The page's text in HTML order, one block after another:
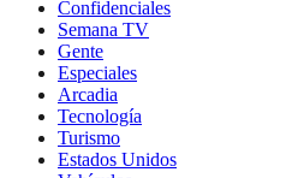
Confidenciales
Semana TV
Gente
Especiales
Arcadia
Tecnología
Turismo
Estados Unidos